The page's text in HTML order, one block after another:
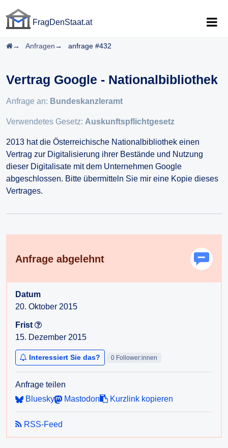
FragDenStaat.at
Startseite
Anfragen anfrage #432
Vertrag Google - Nationalbibliothek
Anfrage an: Bundeskanzleramt
Verwendetes Gesetz: Auskunftspflichtgesetz
2013 hat die Österreichische Nationalbibliothek einen
Vertrag zur Digitalisierung ihrer Bestände und Nutzung
dieser Digitalisate mit dem Unternehmen Google
abgeschlossen. Bitte übermitteln Sie mir eine Kopie dieses
Vertrages.
Anfrage abgelehnt
Datum
20. Oktober 2015
Frist
15. Dezember 2015
Interessiert Sie das? 0 Follower:innen
Anfrage teilen
Bluesky
Mastodon Kurzlink kopieren
RSS-Feed